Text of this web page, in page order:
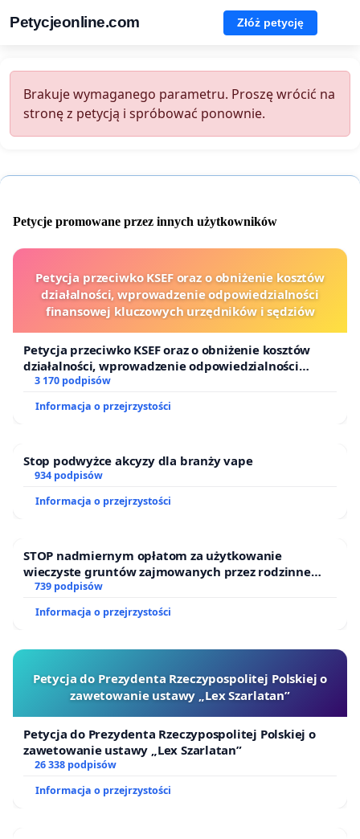
Petycjeonline.com Złóż petycję
Brakuje wymaganego parametru. Proszę wrócić na
stronę z petycją i spróbować ponownie.
Petycje promowane przez innych użytkowników
Petycja przeciwko KSEF oraz o obniżenie kosztów
działalności, wprowadzenie odpowiedzialności
finansowej kluczowych urzędników i sędziów
Petycja przeciwko KSEF oraz o obniżenie kosztów
działalności, wprowadzenie odpowiedzialności
finansowej kluczowych urzędników i sędziów
3 170 podpisów
Informacja o przejrzystości
Stop podwyżce akcyzy dla branży vape
934 podpisów
Informacja o przejrzystości
STOP nadmiernym opłatom za użytkowanie
wieczyste gruntów zajmowanych przez rodzinne
ogrody działkowe.
739 podpisów
Informacja o przejrzystości
Petycja do Prezydenta Rzeczypospolitej Polskiej o
zawetowanie ustawy „Lex Szarlatan”
Petycja do Prezydenta Rzeczypospolitej Polskiej o
zawetowanie ustawy „Lex Szarlatan”
26 338 podpisów
Informacja o przejrzystości